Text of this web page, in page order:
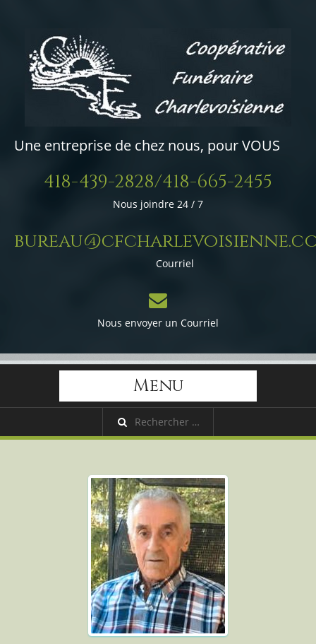
Une entreprise de chez nous, pour VOUS
418-439-2828/418-665-2455
Nous joindre 24 / 7
Courriel
Nous envoyer un Courriel
Menu